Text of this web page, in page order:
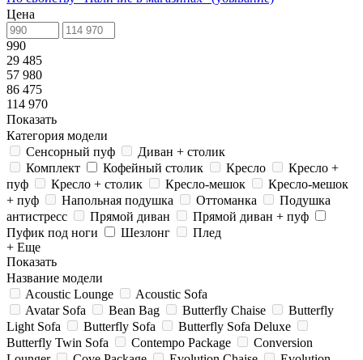
Цена
990
29 485
57 980
86 475
114 970
Показать
Категория модели
Сенсорный пуф
Диван + столик
Комплект
Кофейный столик Кресло
Кресло +
пуф
Кресло + столик Кресло-мешок
Кресло-мешок
+ пуф
Напольная подушка Оттоманка
Подушка
антистресс
Прямой диван
Прямой диван + пуф
Пуфик под ноги
Шезлонг
Плед
+ Еще
Показать
Название модели
Acoustic Lounge
Acoustic Sofa
Avatar Sofa
Bean Bag Butterfly Chaise
Butterfly
Light Sofa
Butterfly Sofa
Butterfly Sofa Deluxe
Butterfly Twin Sofa
Contempo Package
Conversion